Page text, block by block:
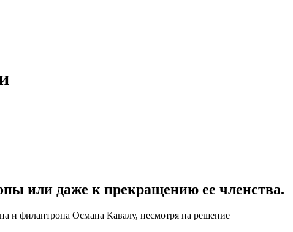
или даже к прекращению ее членства.
и филантропа Османа Кавалу, несмотря на решение